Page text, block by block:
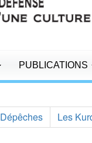
PUBLICATIONS
Dépêches Les